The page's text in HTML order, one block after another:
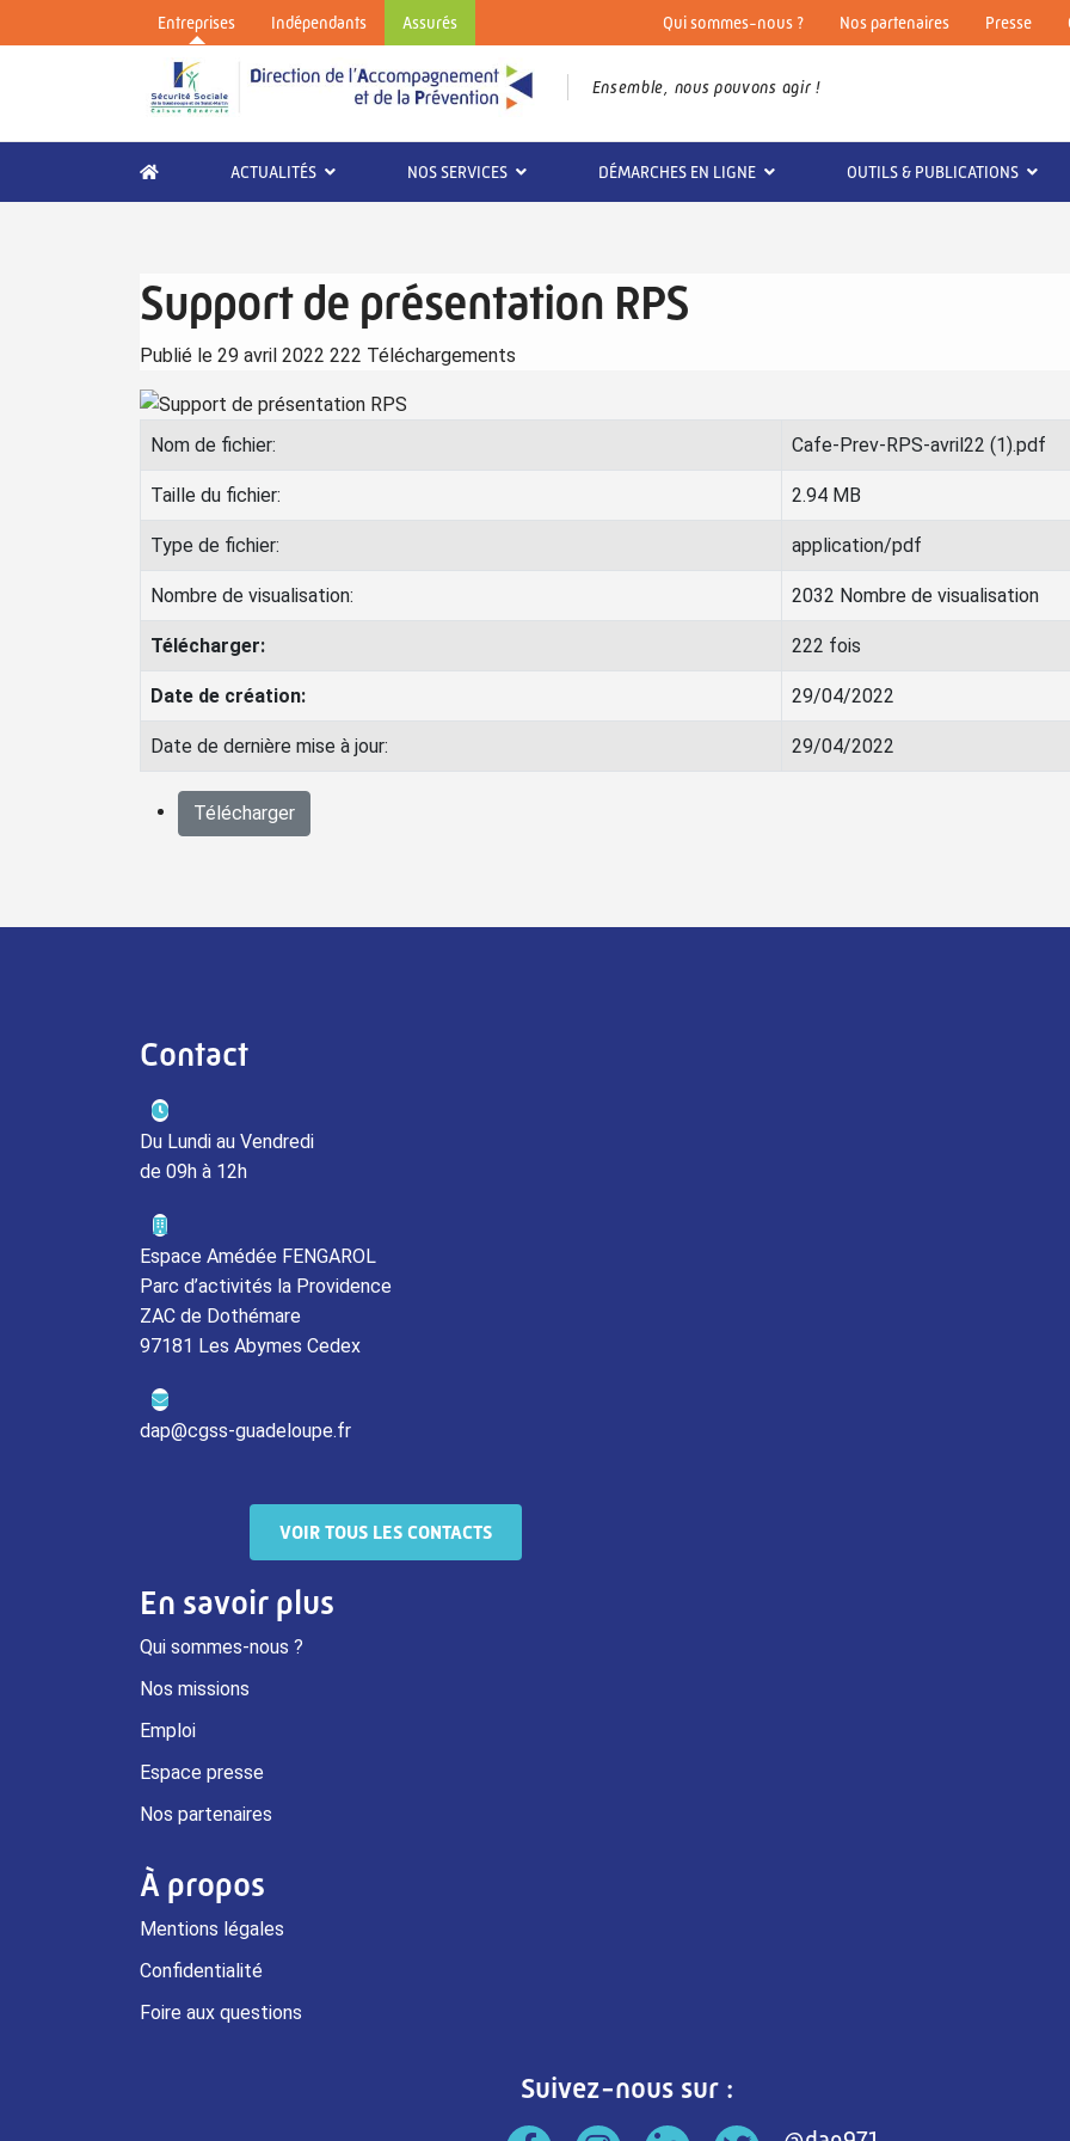
Entreprises Indépendants Assurés Qui sommes-nous ? Nos partenaires Presse
Ensemble, nous pouvons agir !
ACTUALITÉS NOS SERVICES DÉMARCHES EN LIGNE OUTILS & PUBLICATIONS
Support de présentation RPS
Publié le 29 avril 2022 222 Téléchargements
Nom de fichier: Cafe-Prev-RPS-avril22 (1).pdf
Taille du fichier: 2.94 MB
Type de fichier: application/pdf
Nombre de visualisation: 2032 Nombre de visualisation
Télécharger: 222 fois
Date de création: 29/04/2022
Date de dernière mise à jour: 29/04/2022
Télécharger
Contact
Du Lundi au Vendredi
de 09h à 12h
Espace Amédée FENGAROL
Parc d’activités la Providence
ZAC de Dothémare
97181 Les Abymes Cedex
dap@cgss-guadeloupe.fr
VOIR TOUS LES CONTACTS
En savoir plus
Qui sommes-nous ?
Nos missions
Emploi
Espace presse
Nos partenaires
À propos
Mentions légales
Confidentialité
Foire aux questions
Suivez-nous sur :